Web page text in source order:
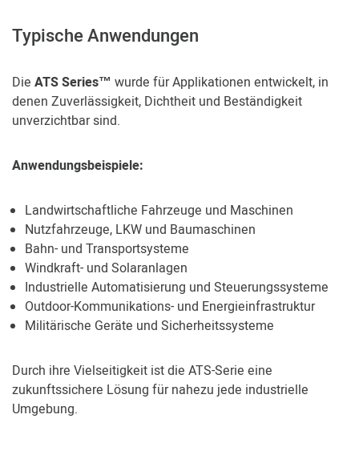
Typische Anwendungen
Die ATS Series™ wurde für Applikationen entwickelt, in
denen Zuverlässigkeit, Dichtheit und Beständigkeit
unverzichtbar sind.
Anwendungsbeispiele:
Landwirtschaftliche Fahrzeuge und Maschinen
Nutzfahrzeuge, LKW und Baumaschinen
Bahn- und Transportsysteme
Windkraft- und Solaranlagen
Industrielle Automatisierung und Steuerungssysteme
Outdoor-Kommunikations- und Energieinfrastruktur
Militärische Geräte und Sicherheitssysteme
Durch ihre Vielseitigkeit ist die ATS-Serie eine
zukunftssichere Lösung für nahezu jede industrielle
Umgebung.